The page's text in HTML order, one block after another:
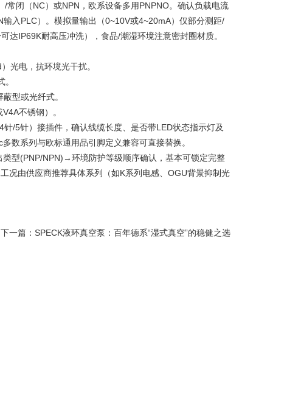
闭（NC）或NPN，欧系设备多用PNPNO。确认负载电流
入PLC）。模拟量输出（0~10V或4~20mA）仅部分测距/
达IP69K耐高压冲洗），食品/潮湿环境注意密封圈材质。
光电，抗环境光干扰。
型或光纤式。
不锈钢）。
5针）接插件，确认线缆长度、是否带LED状态指示灯及
系列与欧标通用品引脚定义兼容可直接替换。
(PNP/NPN)→环境防护等级顺序确认，基本可锁定完整
况由供应商推荐具体系列（如K系列电感、OGU背景抑制光
下一篇： SPECK液环真空泵：百年德系“湿式真空”的稳健之选